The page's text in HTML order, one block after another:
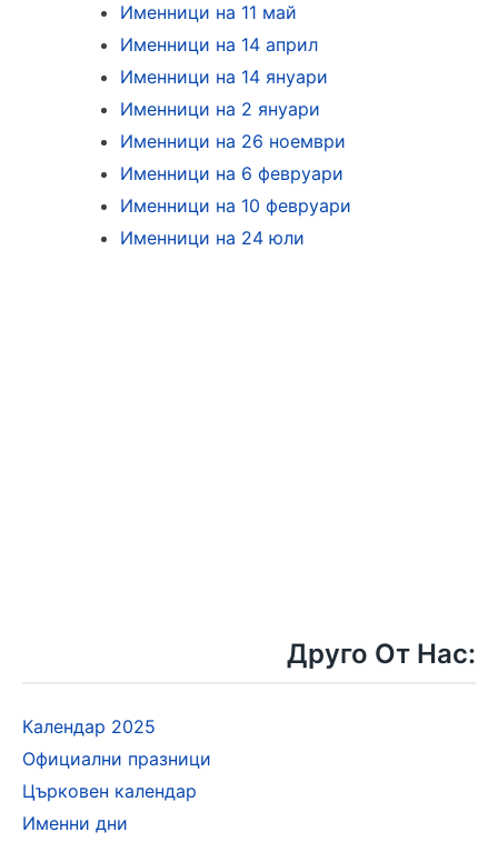
Именници на 11 май
Именници на 14 април
Именници на 14 януари
Именници на 2 януари
Именници на 26 ноември
Именници на 6 февруари
Именници на 10 февруари
Именници на 24 юли
Друго От Нас:
Календар 2025
Официални празници
Църковен календар
Именни дни